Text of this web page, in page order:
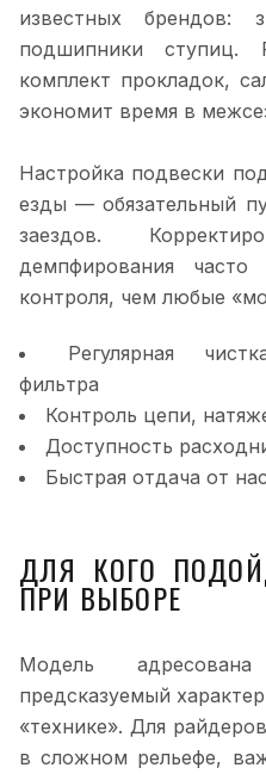
известных брендов:
подшипники ступиц.
комплект прокладок,
экономит время в
Настройка подвески
езды — обязательный
заездов.
демпфирования
контроля, чем любые
Регулярная
фильтра
Контроль цепи,
Доступность
Быстрая отдача от
ДЛЯ КОГО
ПРИ ВЫБОРЕ
Модель
предсказуемый
«технике». Для
в сложном рельефе,